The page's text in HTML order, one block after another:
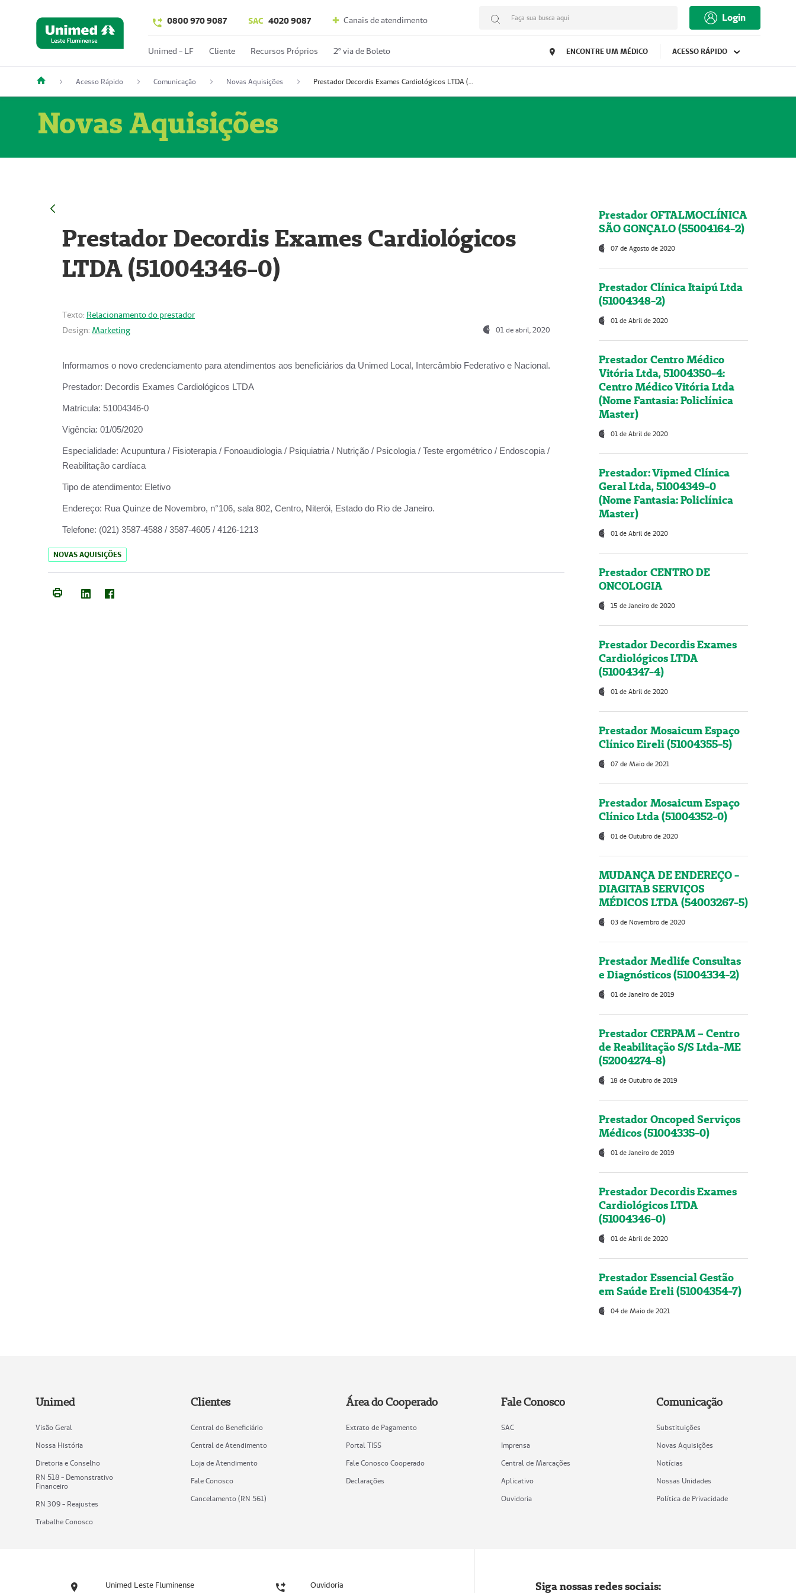
0800 970 9087 SAC 4020 9087 Canais de atendimento Faça sua busca aqui Login
Unimed - LF Cliente Recursos Próprios 2º via de Boleto ENCONTRE UM MÉDICO ACESSO RÁPIDO
Acesso Rápido Comunicação Novas Aquisições Prestador Decordis Exames Cardiológicos LTDA (51004346-0)
Novas Aquisições
Prestador Decordis Exames Cardiológicos
LTDA (51004346-0)
Texto: Relacionamento do prestador
Design: Marketing 01 de abril, 2020
Informamos o novo credenciamento para atendimentos aos beneficiários da Unimed Local, Intercâmbio Federativo e Nacional.
Prestador: Decordis Exames Cardiológicos LTDA
Matrícula: 51004346-0
Vigência: 01/05/2020
Especialidade: Acupuntura / Fisioterapia / Fonoaudiologia / Psiquiatria / Nutrição / Psicologia / Teste ergométrico / Endoscopia /
Reabilitação cardíaca
Tipo de atendimento: Eletivo
Endereço: Rua Quinze de Novembro, n°106, sala 802, Centro, Niterói, Estado do Rio de Janeiro.
Telefone: (021) 3587-4588 / 3587-4605 / 4126-1213
NOVAS AQUISIÇÕES
Prestador OFTALMOCLÍNICA
SÃO GONÇALO (55004164-2)
07 de Agosto de 2020
Prestador Clínica Itaipú Ltda
(51004348-2)
01 de Abril de 2020
Prestador Centro Médico
Vitória Ltda, 51004350-4:
Centro Médico Vitória Ltda
(Nome Fantasia: Policlínica
Master)
01 de Abril de 2020
Prestador: Vipmed Clínica
Geral Ltda, 51004349-0
(Nome Fantasia: Policlínica
Master)
01 de Abril de 2020
Prestador CENTRO DE
ONCOLOGIA
15 de Janeiro de 2020
Prestador Decordis Exames
Cardiológicos LTDA
(51004347-4)
01 de Abril de 2020
Prestador Mosaicum Espaço
Clínico Eireli (51004355-5)
07 de Maio de 2021
Prestador Mosaicum Espaço
Clínico Ltda (51004352-0)
01 de Outubro de 2020
MUDANÇA DE ENDEREÇO -
DIAGITAB SERVIÇOS
MÉDICOS LTDA (54003267-5)
03 de Novembro de 2020
Prestador Medlife Consultas
e Diagnósticos (51004334-2)
01 de Janeiro de 2019
Prestador CERPAM – Centro
de Reabilitação S/S Ltda-ME
(52004274-8)
18 de Outubro de 2019
Prestador Oncoped Serviços
Médicos (51004335-0)
01 de Janeiro de 2019
Prestador Decordis Exames
Cardiológicos LTDA
(51004346-0)
01 de Abril de 2020
Prestador Essencial Gestão
em Saúde Ereli (51004354-7)
04 de Maio de 2021
Unimed
Visão Geral
Nossa História
Diretoria e Conselho
RN 518 - Demonstrativo
Financeiro
RN 309 - Reajustes
Trabalhe Conosco
Clientes
Central do Beneficiário
Central de Atendimento
Loja de Atendimento
Fale Conosco
Cancelamento (RN 561)
Área do Cooperado
Extrato de Pagamento
Portal TISS
Fale Conosco Cooperado
Declarações
Fale Conosco
SAC
Imprensa
Central de Marcações
Aplicativo
Ouvidoria
Comunicação
Substituições
Novas Aquisições
Notícias
Nossas Unidades
Política de Privacidade
Unimed Leste Fluminense Ouvidoria Siga nossas redes sociais: